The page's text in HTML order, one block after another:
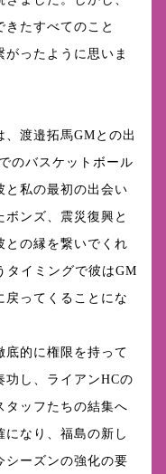
きたすべてのこと
ったように思いま
渡邉拓馬GMとの出
のバスケットボール
と私の最初の出会い
ンズ、震災復興と
との縁を繋いでくれ
タイミングで彼はGM
戻ってくることにな
底的に権限を持って
功し、ライアンHCの
タッフたちの結集へ
になり、福島の新し
シーズンの強化の要